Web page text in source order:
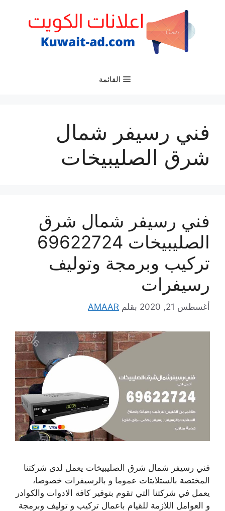
القائمة
فني رسيفر شمال
شرق الصليبيخات
فني رسيفر شمال شرق
الصليبيخات 69622724
تركيب وبرمجة وتوليف
رسيفرات
أغسطس 21, 2020 بقلم AMAAR
فني رسيفر شمال شرق الصليبيخات يعمل لدى شركتنا
المختصة بالستلايتات عموما و بالرسيفرات خصوصا،
يعمل في شركتنا التي تقوم بتوفير كافة الادوات والكوادر
و العوامل اللازمة للقيام باعمال تركيب و توليف وبرمجة